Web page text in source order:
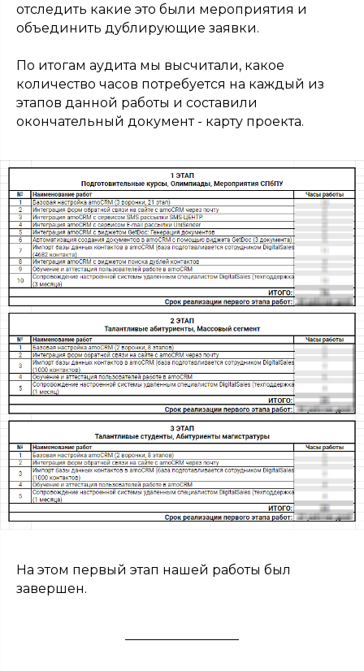
отследить какие это были мероприятия и
объединить дублирующие заявки.
По итогам аудита мы высчитали, какое
количество часов потребуется на каждый из
этапов данной работы и составили
окончательный документ - карту проекта.
На этом первый этап нашей работы был
завершен.